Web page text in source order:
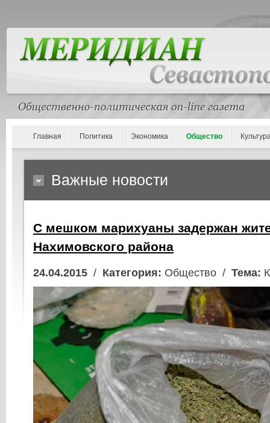
Главная Политика Экономика Общество
Важные новости
С мешком марихуаны задержан
Нахимовского района
24.04.2015 / Категория: Общество / Тема: